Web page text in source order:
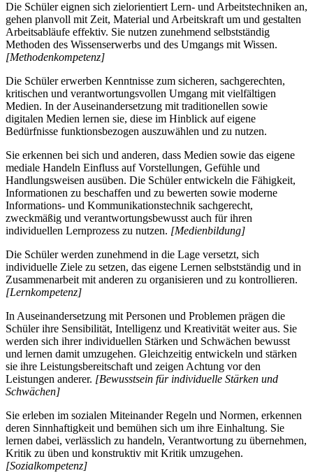
Die Schüler eignen sich zielorientiert Lern- und Arbeitstechniken an,
gehen planvoll mit Zeit, Material und Arbeitskraft um und gestalten
Arbeitsabläufe effektiv. Sie nutzen zunehmend selbstständig
Methoden des Wissenserwerbs und des Umgangs mit Wissen.
[Methodenkompetenz]
Die Schüler erwerben Kenntnisse zum sicheren, sachgerechten,
kritischen und verantwortungsvollen Umgang mit vielfältigen
Medien. In der Auseinandersetzung mit traditionellen sowie
digitalen Medien lernen sie, diese im Hinblick auf eigene
Bedürfnisse funktionsbezogen auszuwählen und zu nutzen.
Sie erkennen bei sich und anderen, dass Medien sowie das eigene
mediale Handeln Einfluss auf Vorstellungen, Gefühle und
Handlungsweisen ausüben. Die Schüler entwickeln die Fähigkeit,
Informationen zu beschaffen und zu bewerten sowie moderne
Informations- und Kommunikationstechnik sachgerecht,
zweckmäßig und verantwortungsbewusst auch für ihren
individuellen Lernprozess zu nutzen. [Medienbildung]
Die Schüler werden zunehmend in die Lage versetzt, sich
individuelle Ziele zu setzen, das eigene Lernen selbstständig und in
Zusammenarbeit mit anderen zu organisieren und zu kontrollieren.
[Lernkompetenz]
In Auseinandersetzung mit Personen und Problemen prägen die
Schüler ihre Sensibilität, Intelligenz und Kreativität weiter aus. Sie
werden sich ihrer individuellen Stärken und Schwächen bewusst
und lernen damit umzugehen. Gleichzeitig entwickeln und stärken
sie ihre Leistungsbereitschaft und zeigen Achtung vor den
Leistungen anderer. [Bewusstsein für individuelle Stärken und
Schwächen]
Sie erleben im sozialen Miteinander Regeln und Normen, erkennen
deren Sinnhaftigkeit und bemühen sich um ihre Einhaltung. Sie
lernen dabei, verlässlich zu handeln, Verantwortung zu übernehmen,
Kritik zu üben und konstruktiv mit Kritik umzugehen.
[Sozialkompetenz]